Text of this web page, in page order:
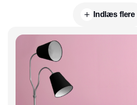
Indlæs flere
Annonce